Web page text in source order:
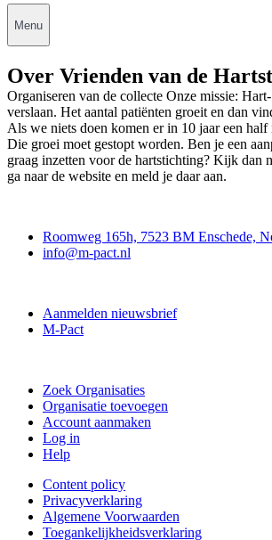
Menu
Over Vrienden van de
Organiseren van de collecte Onze missie:
verslaan. Het aantal patiënten groeit en dan
Als we niets doen komen er in 10 jaar een
Die groei moet gestopt worden. Ben je een
graag inzetten voor de hartstichting? Kijk dan
ga naar de website en meld je daar aan.
Roomweg 165h, 7523 BM Enschede,
info@m-pact.nl
Aanmelden nieuwsbrief
M-Pact
Zoek Organisaties
Organisatie toevoegen
Account aanmaken
Log in
Help
Content policy
Privacyverklaring
Algemene Voorwaarden
Toegankelijkheidsverklaring